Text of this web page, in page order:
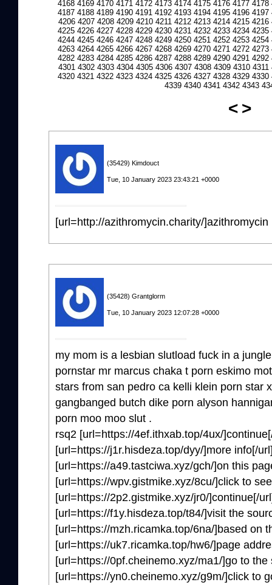
4168 4169 4170 4171 4172 4173 4174 4175 4176 4177 4178
4187 4188 4189 4190 4191 4192 4193 4194 4195 4196 4197
4206 4207 4208 4209 4210 4211 4212 4213 4214 4215 4216
4225 4226 4227 4228 4229 4230 4231 4232 4233 4234 4235
4244 4245 4246 4247 4248 4249 4250 4251 4252 4253 4254
4263 4264 4265 4266 4267 4268 4269 4270 4271 4272 4273
4282 4283 4284 4285 4286 4287 4288 4289 4290 4291 4292
4301 4302 4303 4304 4305 4306 4307 4308 4309 4310 4311
4320 4321 4322 4323 4324 4325 4326 4327 4328 4329 4330
4339 4340 4341 4342 4343
< >
(35429) Kimdouct
Tue, 10 January 2023 23:43:21 +0000
[url=http://azithromycin.charity/
(35428) Grantglorm
Tue, 10 January 2023 12:07:28 +0000
my mom is a lesbian slutload fuck in a
pornstar mr marcus chaka t porn eskimo
stars from san pedro ca kelli klein porn star
gangbanged butch dike porn alyson
porn moo moo slut .
rsq2 [url=https://4ef.ithxab.top/4ux/
[url=https://j1r.hisdeza.top/dyy/]more info[/
[url=https://a49.tastciwa.xyz/gch/]on this
[url=https://wpv.gistmike.xyz/8cu/]click to
[url=https://2p2.gistmike.xyz/jr0/]continue[/
[url=https://f1y.hisdeza.top/t84/]visit the
[url=https://mzh.ricamka.top/6na/]based on
[url=https://uk7.ricamka.top/hw6/]page
[url=https://0pf.cheinemo.xyz/ma1/]go to
[url=https://yn0.cheinemo.xyz/g9m/]click to